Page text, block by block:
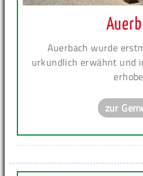
Auerbach wurde
urkundlich erwähnt und
zur